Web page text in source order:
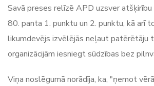
Savā preses relīzē APD uzsver
80. panta 1. punktu un 2. punktu, kā arī
likumdevējs izvēlējās neļaut patērētāju
organizācijām iesniegt sūdzības bez
Viņa noslēgumā norādīja, ka, "ņemot